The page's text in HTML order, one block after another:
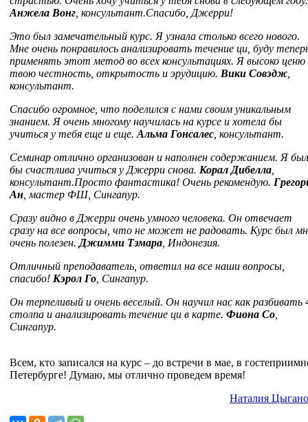
Анжела Вонг , консультант.Спасибо, Джерри!
Это был замечательный курс. Я узнала столько всего нового.
Мне очень понравилось анализировать течение ци, буду
применять этот метод во всех консультациях. Я высоко ценю
твою честность, открытость и эрудицию. Вики Совэдж
консультант.
Спасибо огромное, что поделился с нами своим уникальным
знанием. Я очень многому научилась на курсе и хотела бы
учиться у тебя еще и еще. Альма Гонсалес , консультант.
Семинар отлично организован и наполнен содержанием. Я
бы счастлива учиться у Джерри снова. Корал Дибелла
консультант.Просто фантастика! Очень рекомендую.
Ан , мастер ФШ, Сингапур.
Сразу видно в Джерри очень умного человека. Он отвечает
сразу на все вопросы, что не может не радовать. Курс был
очень полезен. Джимми Тэмара , Индонезия.
Отличный преподаватель, ответил на все наши вопросы,
спасибо! Кэрол Го , Сингапур.
Он терпеливый и очень веселый. Он научил нас как разбивать
столпа и анализировать течение ци в карте. Фиона Со
Сингапур.
Всем, кто записался на курс – до встречи в мае, в
Петербурге! Думаю, мы отлично проведем время!
Наталия